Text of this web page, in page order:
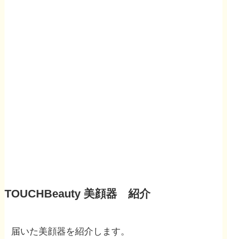
TOUCHBeauty 美顔器 紹介
届いた美顔器を紹介します。